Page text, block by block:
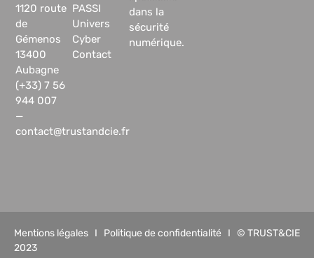
dans la
sécurité
numérique.
PASSI
Univers
Cyber
Contact
1120 route
de
Gémenos
13400
Aubagne
(+33) 7 56
944 007
—
contact@trustandcie.fr
Mentions légales I Politique de confidentialité I © TRUST&CIE
2023